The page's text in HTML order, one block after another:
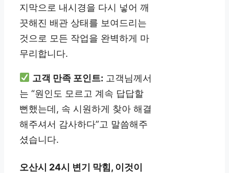
지막으로 내시경을 다시 넣어 깨
끗해진 배관 상태를 보여드리는
것으로 모든 작업을 완벽하게 마
무리합니다.
고객 만족 포인트: 고객님께서
는 “원인도 모르고 계속 답답할
뻔했는데, 속 시원하게 찾아 해결
해주셔서 감사하다”고 말씀해주
셨습니다.
오산시 24시 변기 막힘, 이것이